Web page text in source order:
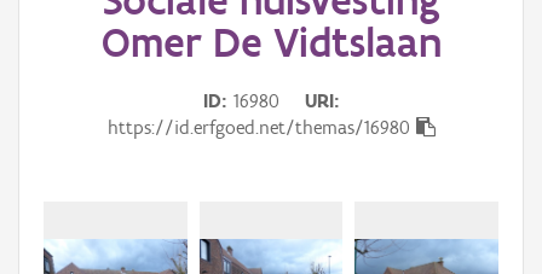
Aanduidingsobject
Persoon of collectief
Omer De Vidtslaan
ID 16980
URI
https://id.erfgoed.net/themas/16980